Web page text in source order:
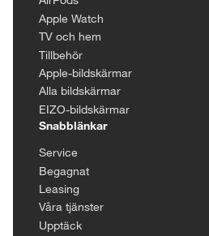
Apple Watch
TV och hem
Tillbehör
Apple-bildskärmar
Alla bildskärmar
EIZO-bildskärmar
Snabblänkar
Service
Begagnat
Leasing
Våra tjänster
Upptäck